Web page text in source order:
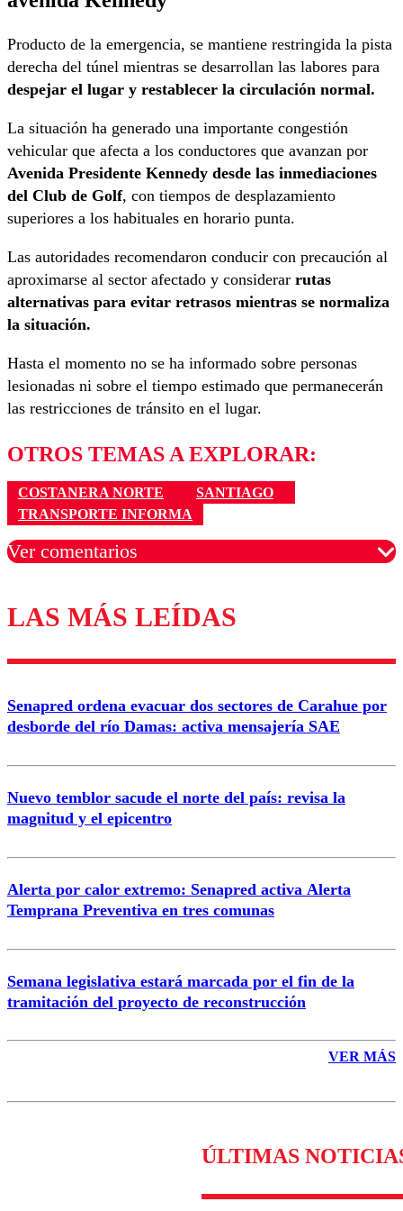
Producto de la emergencia, se mantiene restringida la pista
derecha del túnel mientras se desarrollan las labores para
despejar el lugar y restablecer la circulación normal.
La situación ha generado una importante congestión
vehicular que afecta a los conductores que avanzan por
Avenida Presidente Kennedy desde las inmediaciones
del Club de Golf, con tiempos de desplazamiento
superiores a los habituales en horario punta.
Las autoridades recomendaron conducir con precaución al
aproximarse al sector afectado y considerar rutas
alternativas para evitar retrasos mientras se normaliza
la situación.
Hasta el momento no se ha informado sobre personas
lesionadas ni sobre el tiempo estimado que permanecerán
las restricciones de tránsito en el lugar.
OTROS TEMAS A EXPLORAR:
COSTANERA NORTE
SANTIAGO
TRANSPORTE INFORMA
Ver comentarios
Los comentarios son moderados para garantizar un
diálogo respetuoso.
Correo
LAS MÁS LEÍDAS
Senapred ordena evacuar dos sectores de Carahue por
desborde del río Damas: activa mensajería SAE
Nuevo temblor sacude el norte del país: revisa la
magnitud y el epicentro
Alerta por calor extremo: Senapred activa Alerta
Temprana Preventiva en tres comunas
Semana legislativa estará marcada por el fin de la
tramitación del proyecto de reconstrucción
VER MÁS
ÚLTIMAS